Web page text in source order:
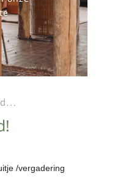
/vergadering